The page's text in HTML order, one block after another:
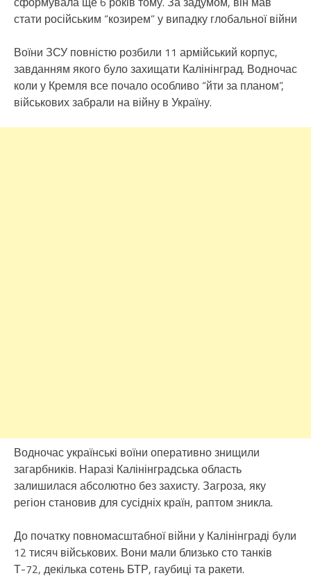
стати російським “козирем” у випадку глобальної війни
Воїни ЗСУ повністю розбили 11 армійський корпус,
завданням якого було захищати Калінінград. Водночас
коли у Кремля все почало особливо “йти за планом”,
військових забрали на війну в Україну.
Водночас українські воїни оперативно знищили
загарбників. Наразі Калінінградська область
залишилася абсолютно без захисту. Загроза, яку
регіон становив для сусідніх країн, раптом зникла.
До початку повномасштабної війни у Калінінграді були
12 тисяч військових. Вони мали близько сто танків
Т-72, декілька сотень БТР, гаубиці та ракети.